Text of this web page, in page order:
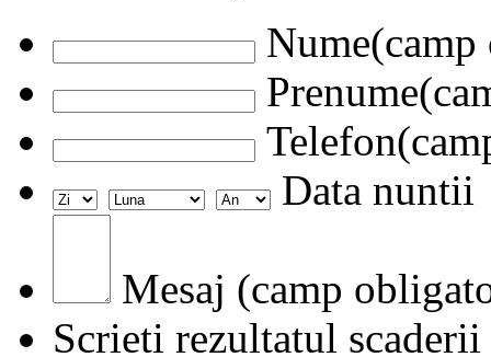
Data nuntii
Mesaj (camp
Scrieti rezultatul scaderii